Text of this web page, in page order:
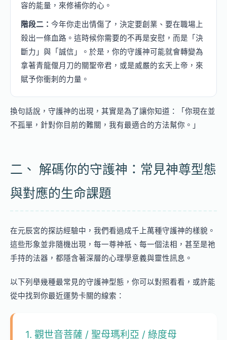
容的能量，來修補你的心。
階段二： 今年你走出情傷了，決定要創業、要在職場上
殺出一條血路。這時候你需要的不再是安慰，而是「決
斷力」與「誠信」。於是，你的守護神可能就會轉變為
拿著青龍偃月刀的關聖帝君，或是威嚴的玄天上帝，來
賦予你衝刺的力量。
換句話說，守護神的出現，其實是為了讓你知道：「你現在並
不孤單，針對你目前的難關，我有最適合的方法幫你。」
二、 解碼你的守護神：常見神尊型態
與對應的生命課題
在元辰宮的探訪經驗中，我們看過成千上萬種守護神的樣貌。
這些形象並非隨機出現，每一尊神祇、每一個法相，甚至是祂
手持的法器，都隱含著深層的心理學意義與靈性訊息。
以下列舉幾種最常見的守護神型態，你可以對照看看，或許能
從中找到你最近運勢卡關的線索：
1. 觀世音菩薩 / 聖母瑪利亞 / 綠度母